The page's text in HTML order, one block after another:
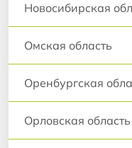
Новосибирская
Омская область
Оренбургская
Орловская область